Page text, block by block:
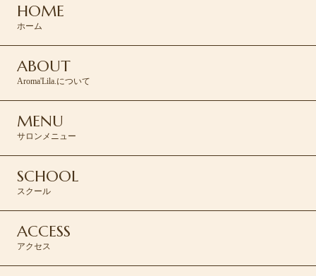
HOME
ホーム
ABOUT
Aroma'Lila.について
MENU
サロンメニュー
SCHOOL
スクール
ACCESS
アクセス